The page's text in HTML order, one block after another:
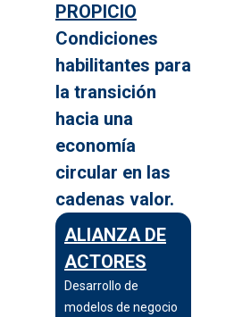
PROPICIO
Condiciones
habilitantes para
la transición
hacia una
economía
circular en las
cadenas valor.
ALIANZA DE
ACTORES
Desarrollo de
modelos de negocio